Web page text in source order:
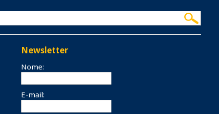
Newsletter
Nome:
E-mail: